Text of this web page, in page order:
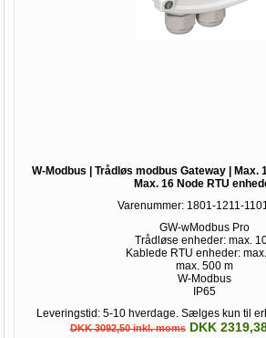
W-Modbus | Trådløs modbus Gateway | Max.
Max. 16 Node RTU
Varenummer: 1801-1211-
GW-wModbus Pro
Trådløse enheder: max.
Kablede RTU enheder:
max. 500 m
W-Modbus
IP65
Leveringstid: 5-10 hverdage. Sælges kun til
DKK 3092,50 inkl. moms DKK